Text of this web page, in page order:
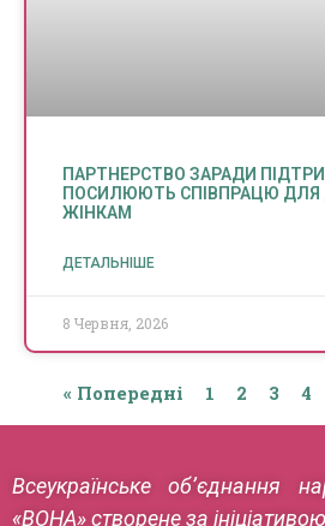
ПАРТНЕРСТВО ЗАРАДИ
ПОСИЛЮЮТЬ СПІВПРАЦЮ
ЖІНКАМ
ДЕТАЛЬНІШЕ
8 Червня, 2026
« Попередні 1 2 3 4
Всеукраїнське об’єднання
«ВОНА» створене за